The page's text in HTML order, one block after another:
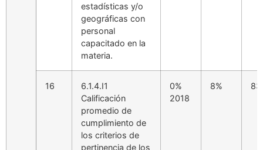
estadísticas y/o
geográficas con
personal
capacitado en la
materia.
16
6.1.4.I1
Calificación
promedio de
cumplimiento de
los criterios de
pertinencia de los
0%
2018
8%